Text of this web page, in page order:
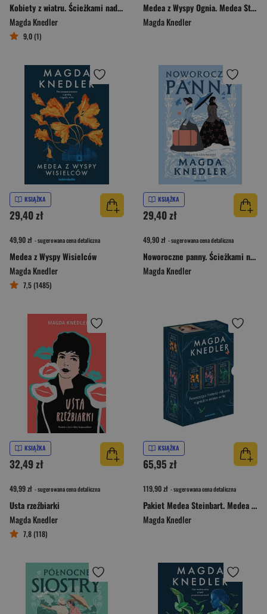
Kobiety z wiatru. Ścieżkami nadziei. Tom 3
Magda Knedler
9,0 (1)
Medea z Wyspy Ognia. Medea Steinbart. Tom 2
Magda Knedler
KSIĄŻKA
29,40 zł
49,90 zł - sugerowana cena detaliczna
Medea z Wyspy Wisielców
Magda Knedler
7,5 (1485)
KSIĄŻKA
29,40 zł
49,90 zł - sugerowana cena detaliczna
Noworoczne panny. Ścieżkami nadziei. Tom 1
Magda Knedler
KSIĄŻKA
32,49 zł
49,99 zł - sugerowana cena detaliczna
Usta rzeźbiarki
Magda Knedler
7,8 (118)
KSIĄŻKA
65,95 zł
119,90 zł - sugerowana cena detaliczna
Pakiet Medea Steinbart. Medea z Wyspy Wisielców / Medea z Wyspy Ognia / Medea z Wyspy Błogosławionych
Magda Knedler